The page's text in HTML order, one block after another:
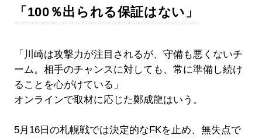
「100％出られる保証はない」
「川崎は攻撃力が注目されるが、守備も悪くないチ
ーム。相手のチャンスに対しても、常に準備し続け
ることを心がけている」
オンラインで取材に応じた鄭成龍はいう。
5月16日の札幌戦では決定的なFKを止め、無失点で